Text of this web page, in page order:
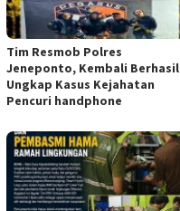
Tim Resmob Polres
Jeneponto, Kembali Berhasil
Ungkap Kasus Kejahatan
Pencuri handphone